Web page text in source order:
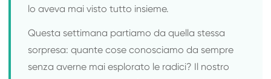
lo aveva mai visto tutto insieme.
Questa settimana partiamo da quella stessa
sorpresa: quante cose conosciamo da sempre
senza averne mai esplorato le radici? Il nostro